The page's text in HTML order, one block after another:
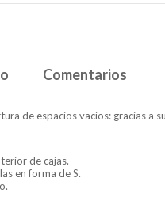
Comentarios
de espacios vacíos: gracias a
de cajas.
en forma de S.